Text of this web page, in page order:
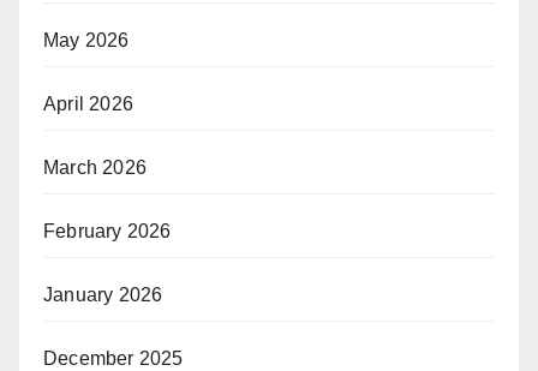
May 2026
April 2026
March 2026
February 2026
January 2026
December 2025